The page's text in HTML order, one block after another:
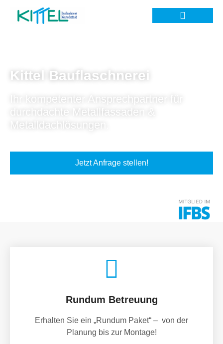
Kittel Bauflaschnerei
Ihr kompetenter Ansprechpartner für
durchdachte Metallfassaden &
Metalldachlösungen.
Jetzt Anfrage stellen!
Rundum Betreuung
Erhalten Sie ein „Rundum Paket“ – von der
Planung bis zur Montage!